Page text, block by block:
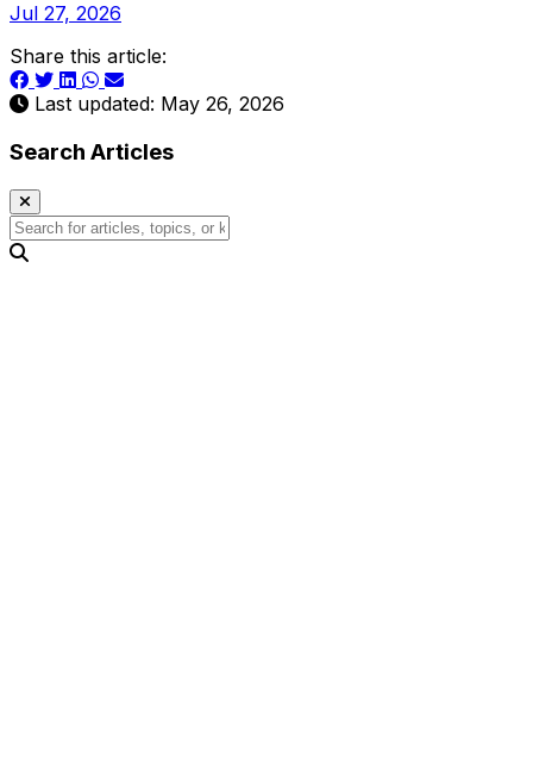
Jul 27, 2026
Share this article:
Last updated: May 26, 2026
Search Articles